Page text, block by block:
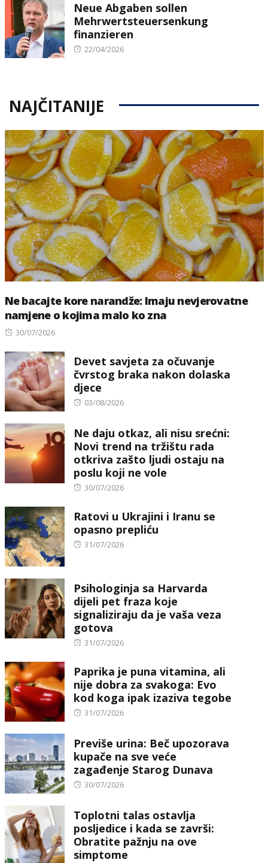
Neue Abgaben sollen
Mehrwertsteuersenkung
finanzieren
Posted
22/04/2026
NAJČITANIJE
Ne bacajte kore narandže: Imaju nevjerovatne
namjene o kojima malo ko zna
Posted
30/07/2026
Devet savjeta za očuvanje
čvrstog braka nakon dolaska
djece
Posted
03/08/2026
Ne daju otkaz, ali nisu srećni:
Novi trend na tržištu rada
otkriva zašto ljudi ostaju na
poslu koji ne vole
Posted
30/07/2026
Ratovi u Ukrajini i Iranu se
opasno prepliću
Posted
31/07/2026
Psihologinja sa Harvarda
dijeli pet fraza koje
signaliziraju da je vaša veza
gotova
Posted
31/07/2026
Paprika je puna vitamina, ali
nije dobra za svakoga: Evo
kod koga ipak izaziva tegobe
Posted
31/07/2026
Previše urina: Beč upozorava
kupače na sve veće
zagađenje Starog Dunava
Posted
30/07/2026
Toplotni talas ostavlja
posljedice i kada se završi:
Obratite pažnju na ove
simptome